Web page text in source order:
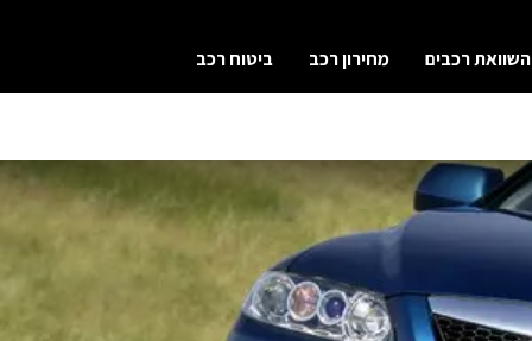
השוואת רכבים מחירון רכב ביטוח רכב